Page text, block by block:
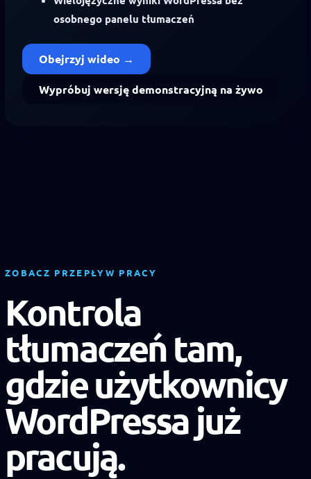
osobnego panelu tłumaczeń
Obejrzyj wideo →
Wypróbuj wersję demonstracyjną na żywo
ZOBACZ PRZEPŁYW PRACY
Kontrola
tłumaczeń tam,
gdzie użytkownicy
WordPressa już
pracują.